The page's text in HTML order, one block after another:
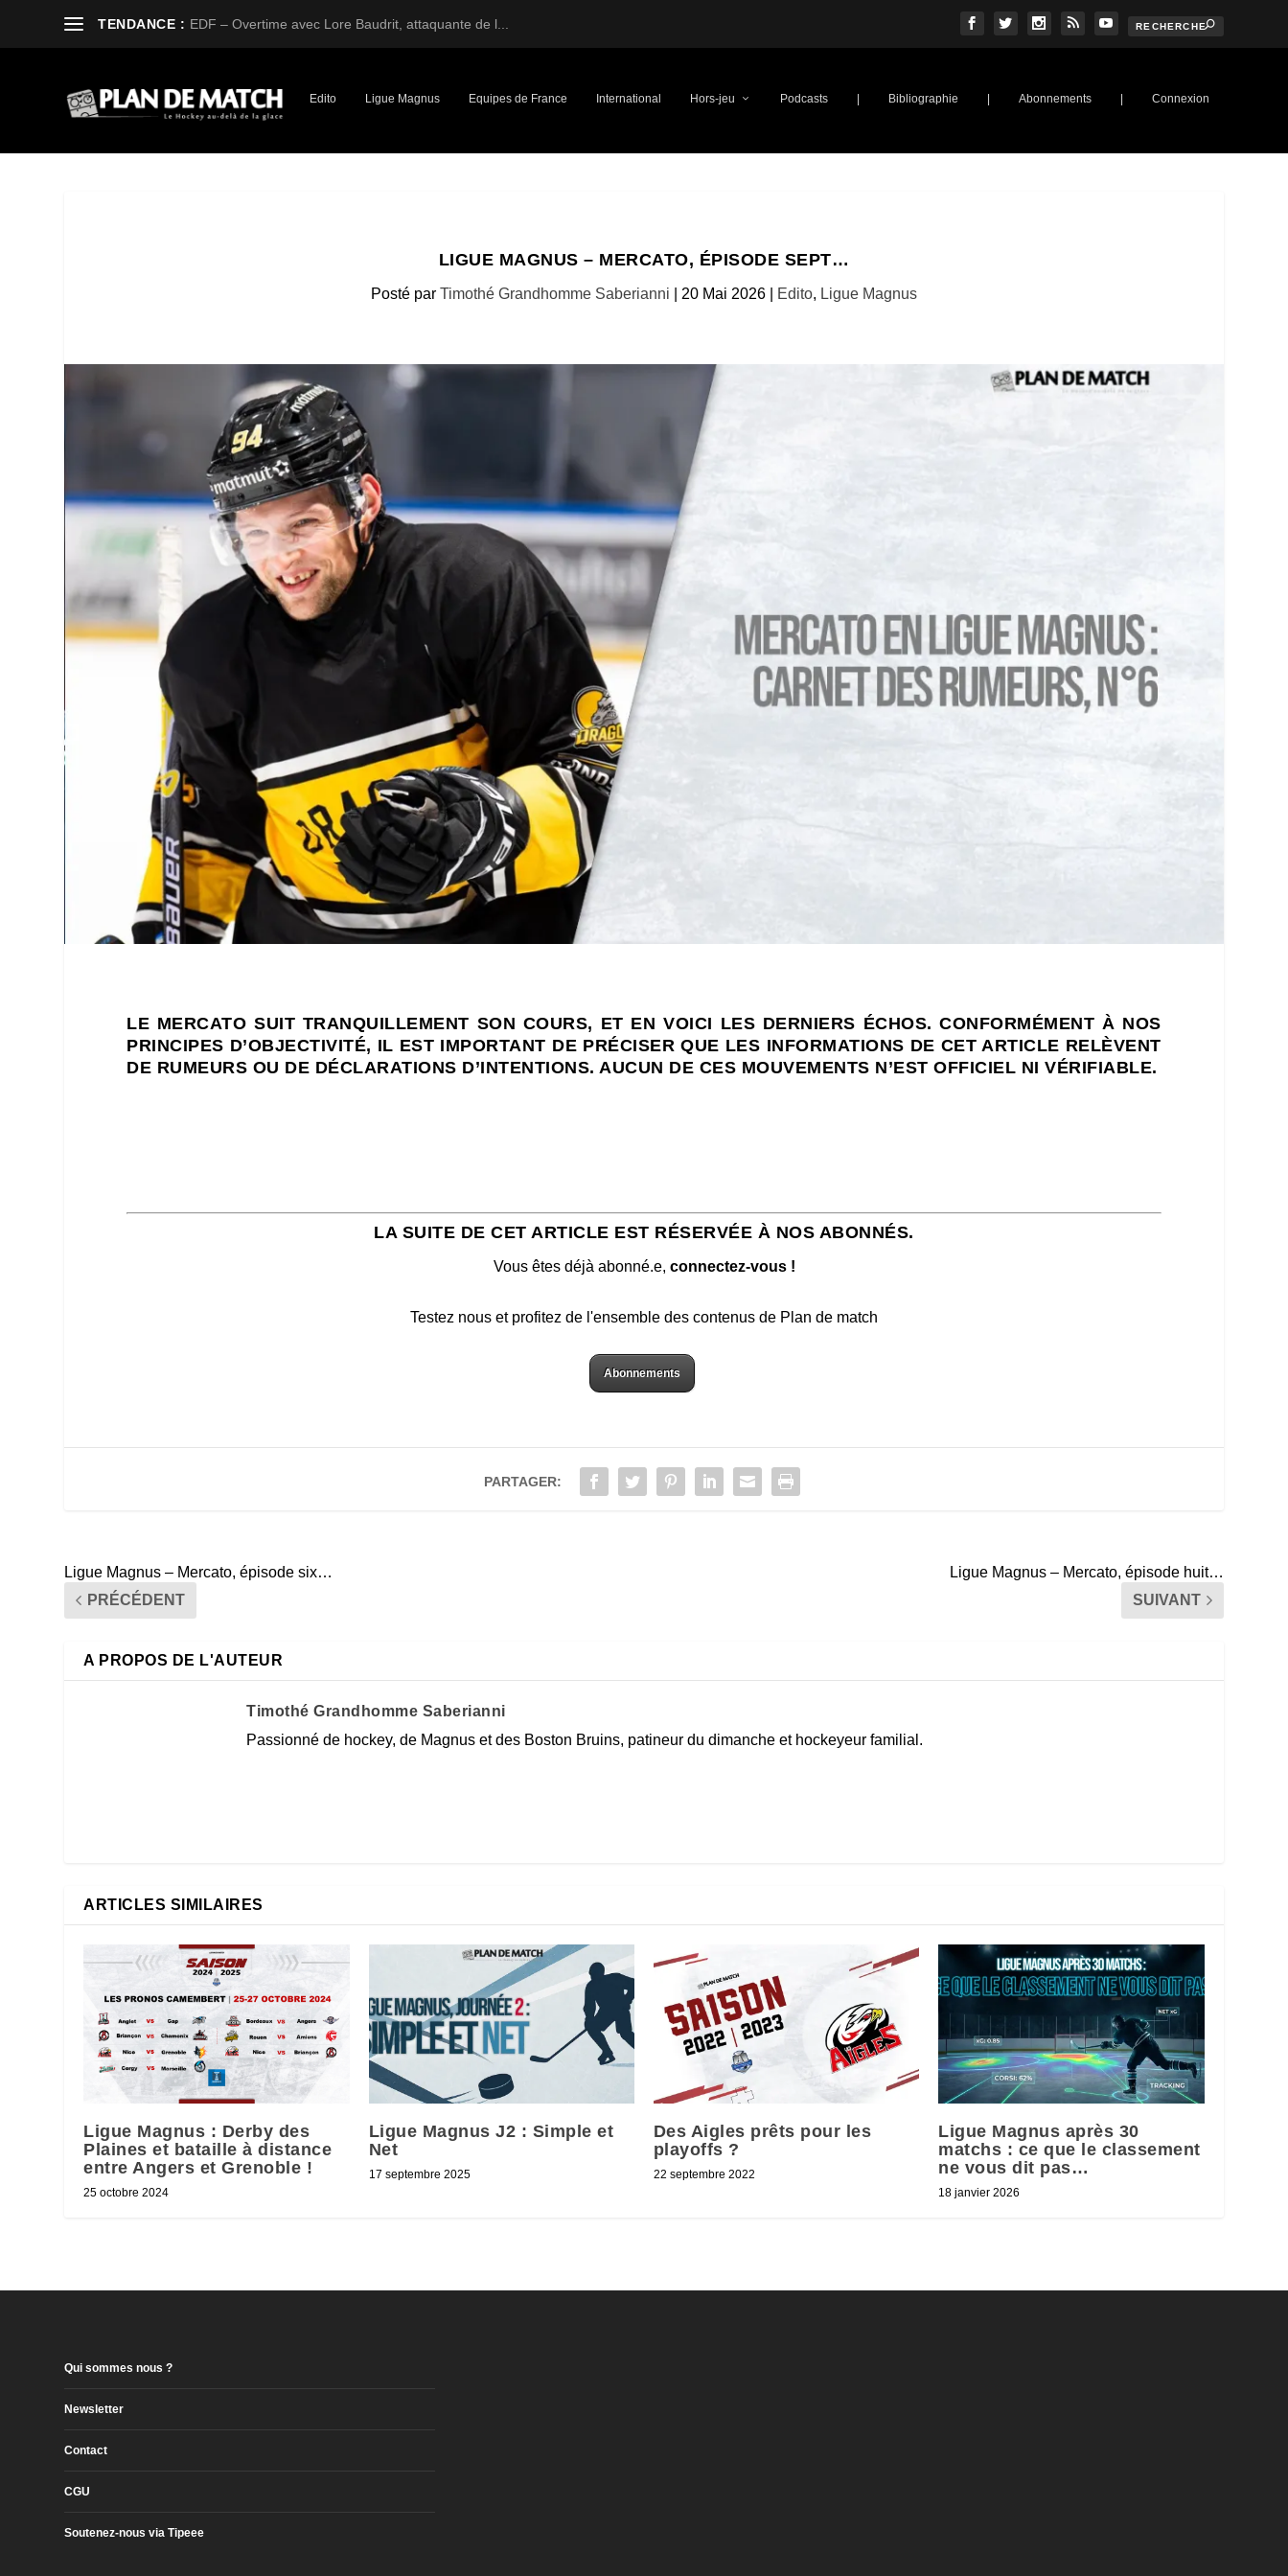
TENDANCE : EDF – Overtime avec Lore Baudrit, attaquante de l...
Edito Ligue Magnus Equipes de France International Hors-jeu Podcasts Bibliographie Abonnements Connexion
LIGUE MAGNUS – MERCATO, ÉPISODE SEPT…
Posté par Timothé Grandhomme Saberianni 20 Mai 2026 Edito, Ligue Magnus
LE MERCATO SUIT TRANQUILLEMENT SON COURS, ET EN VOICI LES DERNIERS ÉCHOS. CONFORMÉMENT À NOS
PRINCIPES D’OBJECTIVITÉ, IL EST IMPORTANT DE PRÉCISER QUE LES INFORMATIONS DE CET ARTICLE RELÈVENT
DE RUMEURS OU DE DÉCLARATIONS D’INTENTIONS. AUCUN DE CES MOUVEMENTS N’EST OFFICIEL NI VÉRIFIABLE.
LA SUITE DE CET ARTICLE EST RÉSERVÉE À NOS ABONNÉS.
Vous êtes déjà abonné.e, connectez-vous !
Testez nous et profitez de l'ensemble des contenus de Plan de match
Abonnements
PARTAGER:
Ligue Magnus – Mercato, épisode six…
PRÉCÉDENT
Ligue Magnus – Mercato, épisode huit…
SUIVANT
A PROPOS DE L'AUTEUR
Timothé Grandhomme Saberianni
Passionné de hockey, de Magnus et des Boston Bruins, patineur du dimanche et hockeyeur familial.
ARTICLES SIMILAIRES
Ligue Magnus : Derby des
Plaines et bataille à distance
entre Angers et Grenoble !
25 octobre 2024
Ligue Magnus J2 : Simple et
Net
17 septembre 2025
Des Aigles prêts pour les
playoffs ?
22 septembre 2022
Ligue Magnus après 30
matchs : ce que le classement
ne vous dit pas…
18 janvier 2026
Qui sommes nous ?
Newsletter
Contact
CGU
Soutenez-nous via Tipeee